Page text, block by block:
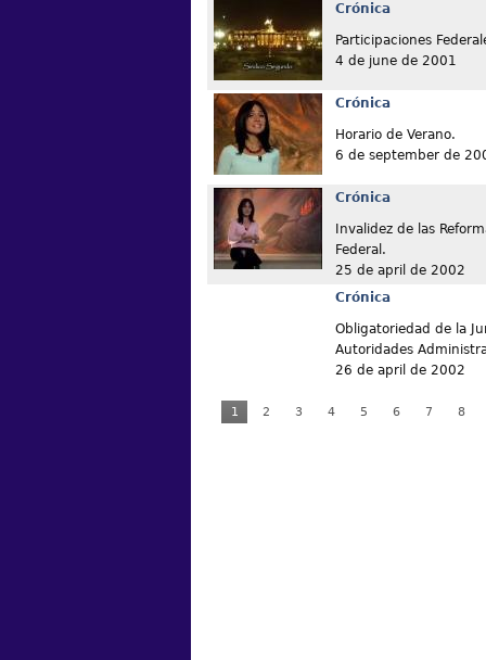
Crónica
Participaciones
4 de june de 2001
Crónica
Horario de Verano.
6 de september de
Crónica
Invalidez de las
Federal.
25 de april de 2002
Crónica
Obligatoriedad de la
Autoridades
26 de april de 2002
1 2 3 4 5 6 7 8